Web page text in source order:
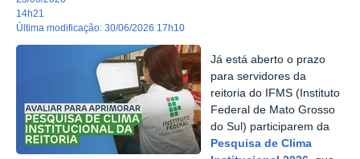
14h21
última modificação: 30/06/2026 17h10
Já está aberto o prazo
para servidores da
reitoria do IFMS (Instituto
Federal de Mato Grosso
do Sul) participarem da
Pesquisa de Clima